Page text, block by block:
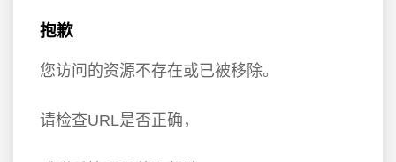
抱歉
您访问的资源不存在或已被移除。
请检查URL是否正确，